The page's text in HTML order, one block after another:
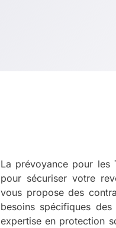
La prévoyance pour les
pour sécuriser votre
vous propose des
besoins spécifiques
expertise en protection